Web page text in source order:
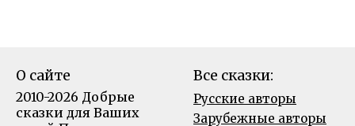
О сайте
2010-2026 Добрые
сказки для Ваших
Все сказки:
Русские авторы
Зарубежные авторы